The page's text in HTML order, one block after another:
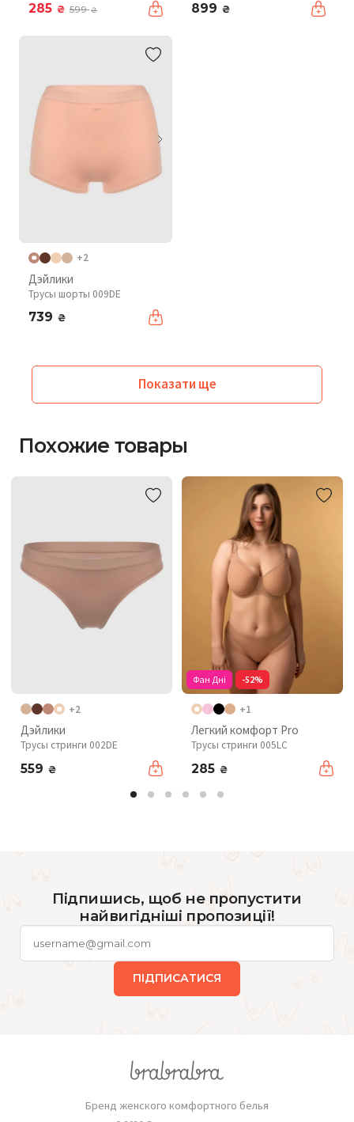
285 ₴ 599₴ 899 ₴
+2
Дэйлики
Трусы шорты 009DE
739 ₴
Показати ще
Похожие товары
+2
Дэйлики
Трусы стринги 002DE
559 ₴
Фан Дні -52%
+1
Легкий комфорт Pro
Трусы стринги 005LC
285 ₴
Підпишись, щоб не пропустити
найвигідніші пропозиції!
ПІДПИСАТИСЯ
Бренд женского комфортного белья